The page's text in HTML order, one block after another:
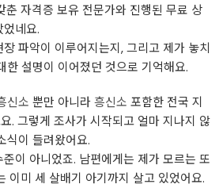
춘 자격증 보유 전문가와 진행된 무료 상
네요.
파악이 이루어지는지, 그리고 제가 놓치
한 설명이 이어졌던 것으로 기억해요.
신소 뿐만 아니라흥신소 포함한 전국 지
. 그렇게 조사가 시작되고 얼마 지나지 않
식이 들려왔어요.
이 아니었죠. 남편에게는 제가 모르는 또
이미 세 살배기 아기까지 살고 있었어요.